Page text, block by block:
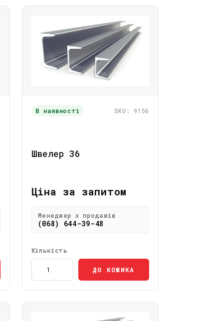
В наявності SKU: 9156
Швелер 36
Ціна за запитом
Менеджер з продажів
(068) 644-39-48
Кількість
ДО КОШИКА